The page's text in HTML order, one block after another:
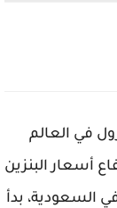
في العالم
أسعار البنزين
السعودية، بدأ